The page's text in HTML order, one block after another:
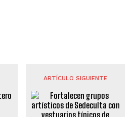
ARTÍCULO SIGUIENTE